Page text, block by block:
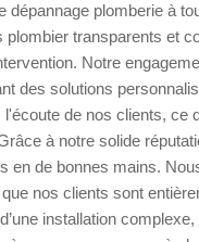
plomberie à
transparents et
Notre
des solutions
de nos clients, ce
à notre solide
en de bonnes mains.
nos clients sont
installation